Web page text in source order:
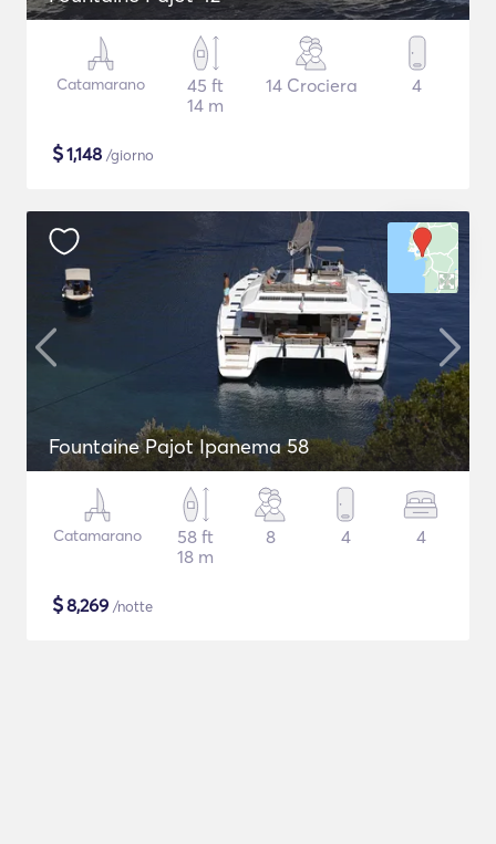
Catamarano
45 ft
14 m
14 Crociera 4
$1,148 /giorno
Fountaine Pajot Ipanema 58
Catamarano
58 ft
18 m
8 4 4
$8,269 /notte